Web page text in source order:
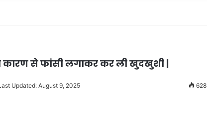
कारण से फांसी लगाकर कर ली खुदखुशी |
Updated: August 9, 2025 628